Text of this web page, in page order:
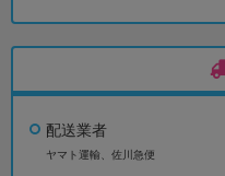
配送業者
ヤマト運輸、佐川急便